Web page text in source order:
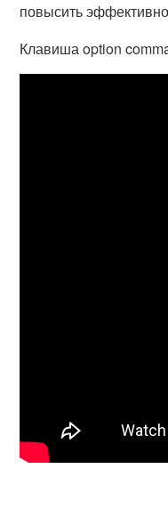
повысить
Клавиша option